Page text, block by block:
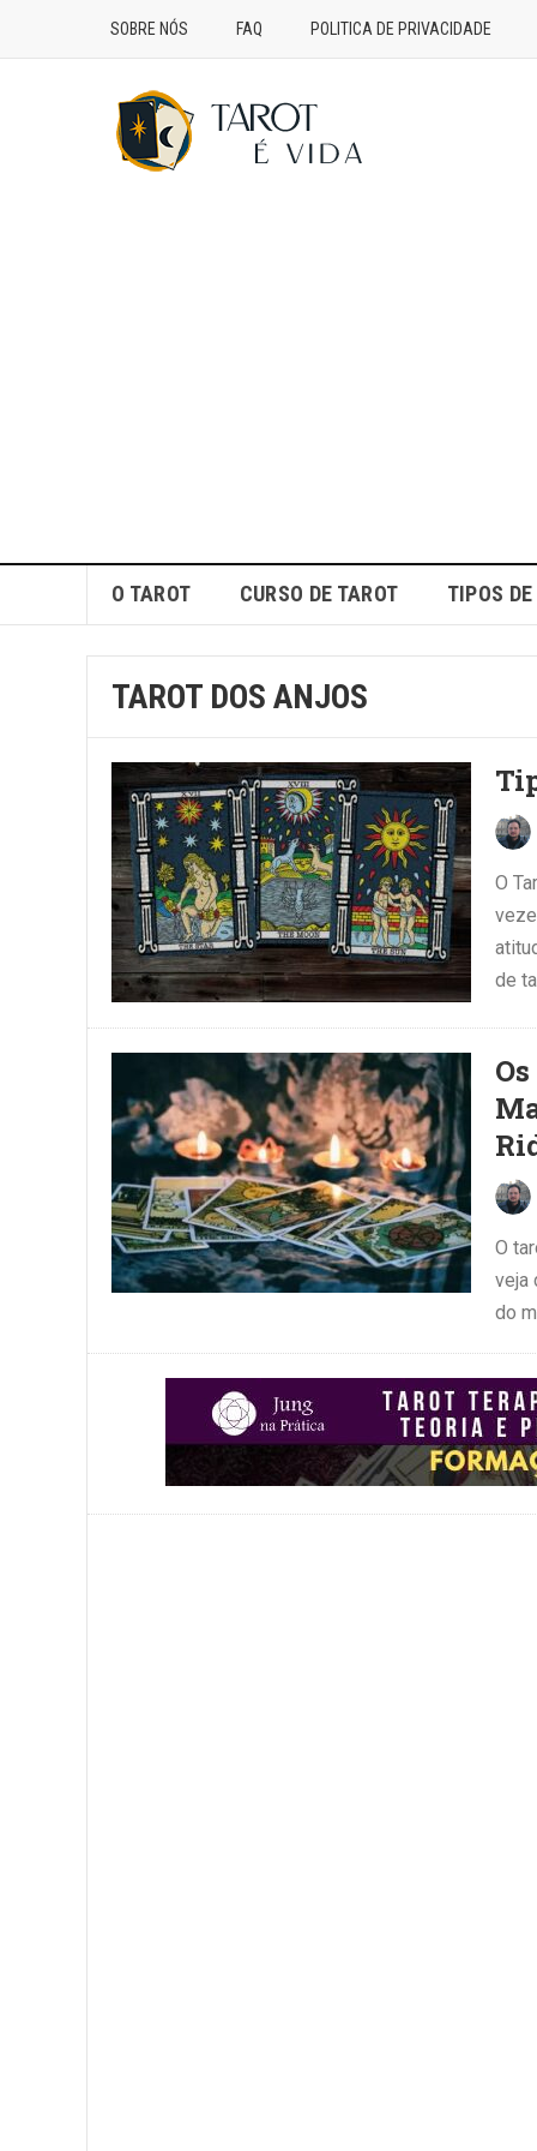
SOBRE NÓS FAQ POLITICA DE PRIVACIDADE
O TAROT CURSO DE TAROT TIPOS
TAROT DOS ANJOS
O
de
O
veja
do